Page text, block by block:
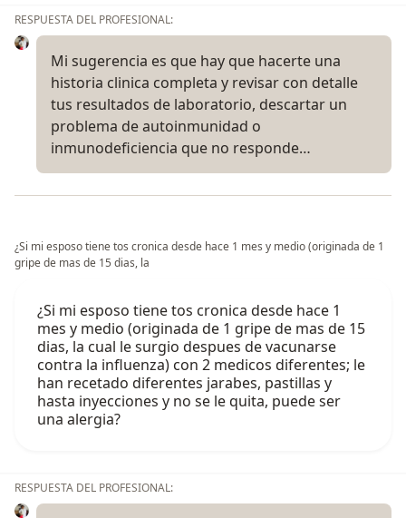
RESPUESTA DEL PROFESIONAL:
Mi sugerencia es que hay que hacerte una
historia clinica completa y revisar con detalle
tus resultados de laboratorio, descartar un
problema de autoinmunidad o
inmunodeficiencia que no responde…
¿Si mi esposo tiene tos cronica desde hace 1 mes y medio (originada de 1
gripe de mas de 15 dias, la
¿Si mi esposo tiene tos cronica desde hace 1
mes y medio (originada de 1 gripe de mas de 15
dias, la cual le surgio despues de vacunarse
contra la influenza) con 2 medicos diferentes; le
han recetado diferentes jarabes, pastillas y
hasta inyecciones y no se le quita, puede ser
una alergia?
RESPUESTA DEL PROFESIONAL: